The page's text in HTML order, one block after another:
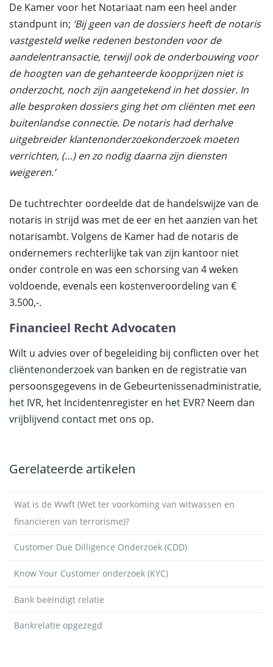
De Kamer voor het Notariaat nam een heel ander
standpunt in; ‘Bij geen van de dossiers heeft de notaris
vastgesteld welke redenen bestonden voor de
aandelentransactie, terwijl ook de onderbouwing voor
de hoogten van de gehanteerde koopprijzen niet is
onderzocht, noch zijn aangetekend in het dossier. In
alle besproken dossiers ging het om cliënten met een
buitenlandse connectie. De notaris had derhalve
uitgebreider klantenonderzoekonderzoek moeten
verrichten, (…) en zo nodig daarna zijn diensten
weigeren.’
De tuchtrechter oordeelde dat de handelswijze van de
notaris in strijd was met de eer en het aanzien van het
notarisambt. Volgens de Kamer had de notaris de
ondernemers rechterlijke tak van zijn kantoor niet
onder controle en was een schorsing van 4 weken
voldoende, evenals een kostenveroordeling van €
3.500,-.
Financieel Recht Advocaten
Wilt u advies over of begeleiding bij conflicten over het
cliëntenonderzoekvan banken en de registratie van
persoonsgegevens in de Gebeurtenissenadministratie,
het IVR, het Incidentenregister en het EVR? Neem dan
vrijblijvend contact met ons op.
Gerelateerde artikelen
Wat is de Wwft (Wet ter voorkoming van witwassen en
financieren van terrorisme)?
Customer Due Dilligence Onderzoek (CDD)
Know Your Customer onderzoek (KYC)
Bank beëindigt relatie
Bankrelatie opgezegd